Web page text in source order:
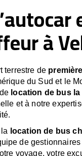
à
terrestre de
du Sud et le
location de bus
et à notre
location de bus
de
voyage, votre